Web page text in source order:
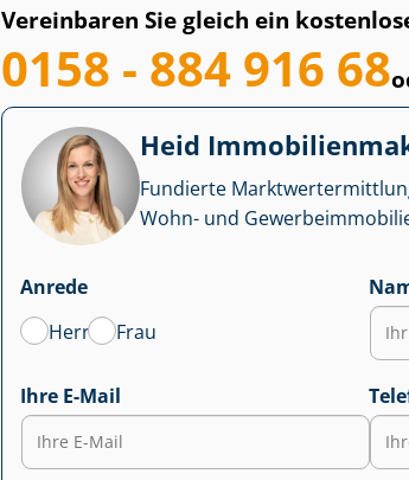
Vereinbaren Sie gleich ein
0158 - 884 916 68
Heid
Fundierte
Wohn- und
Anrede
Herr
Frau
Ihre E-Mail